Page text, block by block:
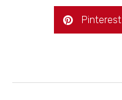
Pinterest